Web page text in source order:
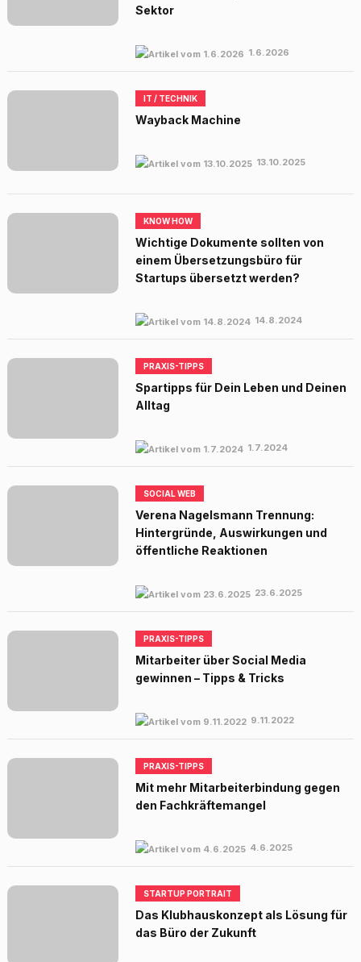
Sektor
1.6.2026
IT / TECHNIK
Wayback Machine
13.10.2025
KNOW HOW
Wichtige Dokumente sollten von
einem Übersetzungsbüro für
Startups übersetzt werden?
14.8.2024
PRAXIS-TIPPS
Spartipps für Dein Leben und Deinen
Alltag
1.7.2024
SOCIAL WEB
Verena Nagelsmann Trennung:
Hintergründe, Auswirkungen und
öffentliche Reaktionen
23.6.2025
PRAXIS-TIPPS
Mitarbeiter über Social Media
gewinnen – Tipps & Tricks
9.11.2022
PRAXIS-TIPPS
Mit mehr Mitarbeiterbindung gegen
den Fachkräftemangel
4.6.2025
STARTUP PORTRAIT
Das Klubhauskonzept als Lösung für
das Büro der Zukunft